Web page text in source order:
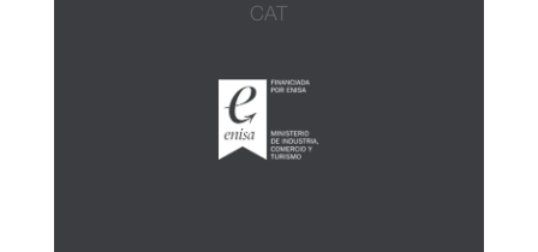
CAT